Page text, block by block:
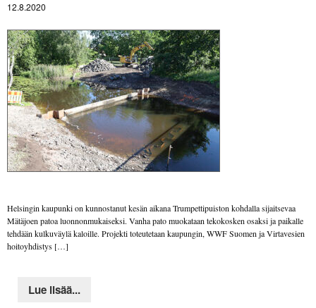
12.8.2020
Helsingin kaupunki on kunnostanut kesän aikana Trumpettipuiston kohdalla sijaitsevaa
Mätäjoen patoa luonnonmukaiseksi. Vanha pato muokataan tekokosken osaksi ja paikalle
tehdään kulkuväylä kaloille. Projekti toteutetaan kaupungin, WWF Suomen ja Virtavesien
hoitoyhdistys […]
Lue lisää...